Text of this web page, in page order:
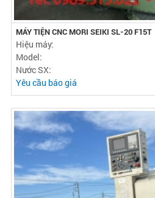
MÁY TIỆN CNC MORI SEIKI SL-20 F15T
Hiệu máy:
Model:
Nước SX:
Yêu cầu báo giá